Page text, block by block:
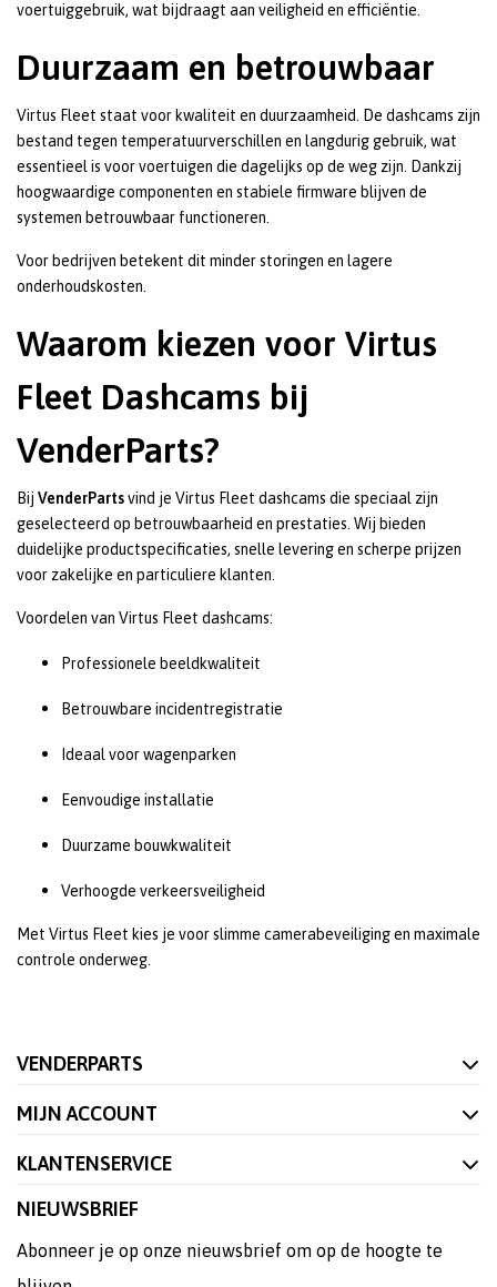
voertuiggebruik, wat bijdraagt aan veiligheid en efficiëntie.
Duurzaam en betrouwbaar
Virtus Fleet staat voor kwaliteit en duurzaamheid. De dashcams zijn
bestand tegen temperatuurverschillen en langdurig gebruik, wat
essentieel is voor voertuigen die dagelijks op de weg zijn. Dankzij
hoogwaardige componenten en stabiele firmware blijven de
systemen betrouwbaar functioneren.
Voor bedrijven betekent dit minder storingen en lagere
onderhoudskosten.
Waarom kiezen voor Virtus
Fleet Dashcams bij
VenderParts?
Bij VenderPartsvind je Virtus Fleet dashcams die speciaal zijn
geselecteerd op betrouwbaarheid en prestaties. Wij bieden
duidelijke productspecificaties, snelle levering en scherpe prijzen
voor zakelijke en particuliere klanten.
Voordelen van Virtus Fleet dashcams:
Professionele beeldkwaliteit
Betrouwbare incidentregistratie
Ideaal voor wagenparken
Eenvoudige installatie
Duurzame bouwkwaliteit
Verhoogde verkeersveiligheid
Met Virtus Fleet kies je voor slimme camerabeveiliging en maximale
controle onderweg.
VENDERPARTS
MIJN ACCOUNT
KLANTENSERVICE
NIEUWSBRIEF
Abonneer je op onze nieuwsbrief om op de hoogte te